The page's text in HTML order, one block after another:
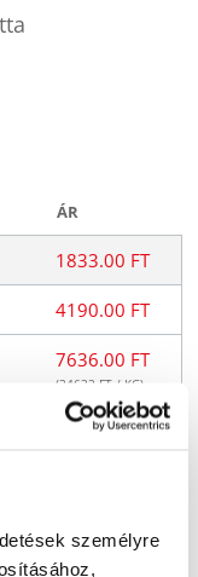
személyre
ÁR
1833.00 FT
4190.00 FT
7636.00 FT
(24632 FT / KG)